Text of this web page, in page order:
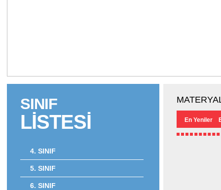
SINIF
LİSTESİ
4. SINIF
5. SINIF
6. SINIF
En Yeniler